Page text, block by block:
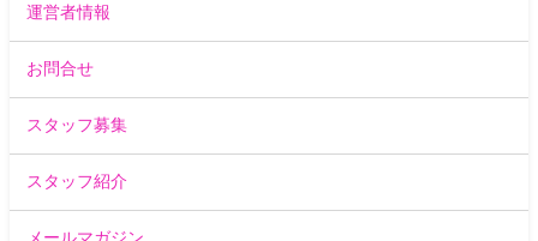
運営者情報
お問合せ
スタッフ募集
スタッフ紹介
メールマガジン